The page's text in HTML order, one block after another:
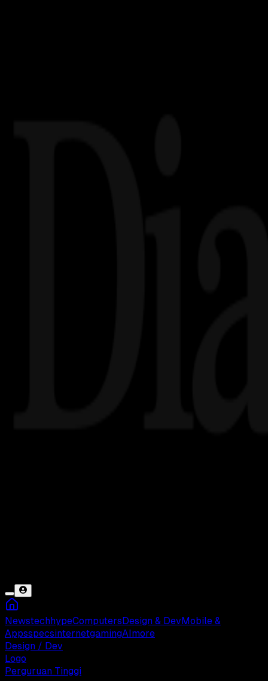
NewstechhypeComputers Design & Dev Mobile &
AppsspecsinternetgamingAI more
Design / Dev
Logo
Perguruan Tinggi